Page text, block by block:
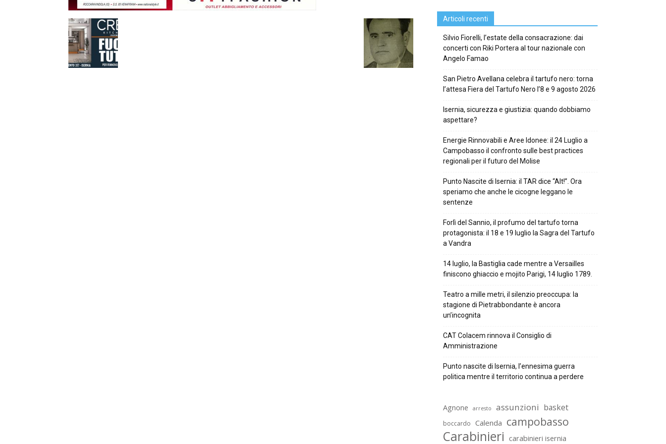
Articoli recenti
Silvio Fiorelli, l’estate della consacrazione: dai
concerti con Riki Portera al tour nazionale con
Angelo Famao
San Pietro Avellana celebra il tartufo nero: torna
l’attesa Fiera del Tartufo Nero l’8 e 9 agosto 2026
Isernia, sicurezza e giustizia: quando dobbiamo
aspettare?
Energie Rinnovabili e Aree Idonee: il 24 Luglio a
Campobasso il confronto sulle best practices
regionali per il futuro del Molise
Punto Nascite di Isernia: il TAR dice “Alt!”. Ora
speriamo che anche le cicogne leggano le
sentenze
Forlì del Sannio, il profumo del tartufo torna
protagonista: il 18 e 19 luglio la Sagra del Tartufo
a Vandra
14 luglio, la Bastiglia cade mentre a Versailles
finiscono ghiaccio e mojito Parigi, 14 luglio 1789.
Teatro a mille metri, il silenzio preoccupa: la
stagione di Pietrabbondante è ancora
un’incognita
CAT Colacem rinnova il Consiglio di
Amministrazione
Punto nascite di Isernia, l’ennesima guerra
politica mentre il territorio continua a perdere
Agnone arresto assunzioni basket
boccardo Calenda campobasso
Carabinieri carabinieri isernia